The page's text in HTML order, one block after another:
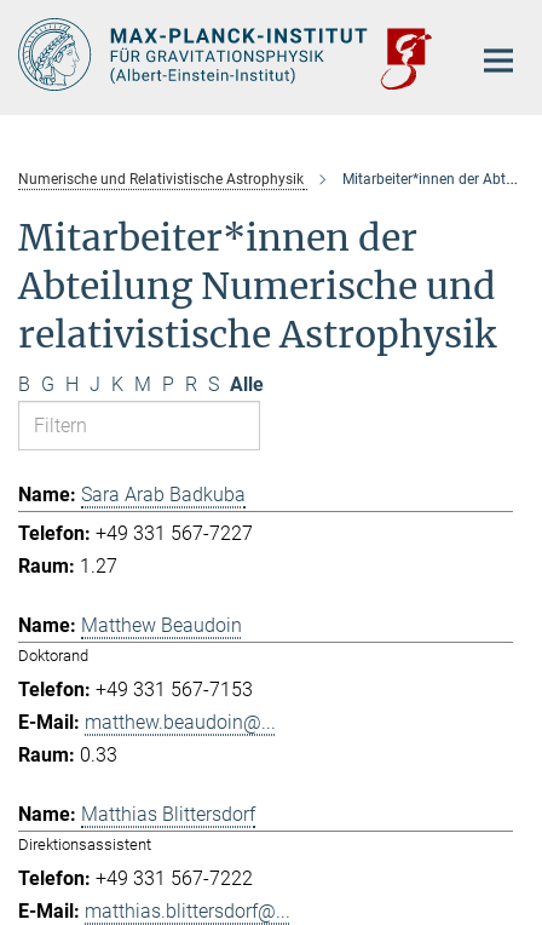
Hauptinhalt
Numerische und Relativistische Astrophysik Mitarbeiter*innen der Abteilung
Mitarbeiter*innen der
Abteilung Numerische und
relativistische Astrophysik
B G H J K M P R S Alle
Sara Arab Badkuba
+49 331 567-7227
1.27
Matthew Beaudoin
Doktorand
+49 331 567-7153
matthew.beaudoin@...
0.33
Matthias Blittersdorf
Direktionsassistent
+49 331 567-7222
matthias.blittersdorf@...